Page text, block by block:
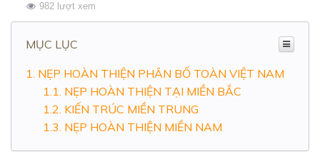
982 lượt xem
MỤC LỤC
NẸP HOÀN THIỆN PHÂN BỐ TOÀN VIỆT NAM
NẸP HOÀN THIỆN TẠI MIỀN BẮC
KIẾN TRÚC MIỀN TRUNG
NẸP HOÀN THIỆN MIỀN NAM